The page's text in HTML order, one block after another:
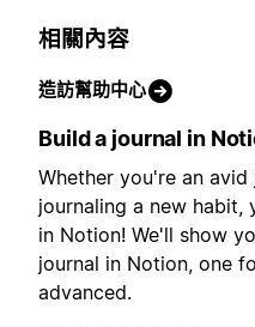
相關內容
造訪幫助中心
Build a journal in
Whether you're an
journaling a new habit,
in Notion! We'll show
journal in Notion, one
advanced.